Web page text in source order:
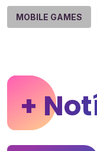
MOBILE GAMES
+